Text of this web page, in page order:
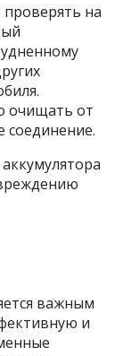
на
очищать от
соединение.
важным
и